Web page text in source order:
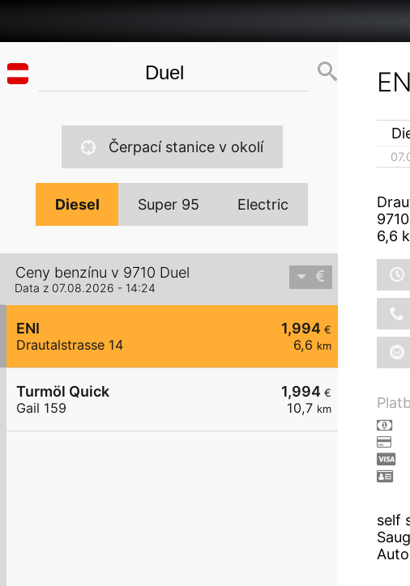
Čerpací stanice v okolí
Diesel Super 95 Electric
Ceny benzínu v 9710 Duel
Data z 07.08.2026 - 14:24
1,994 €
6,6 km
ENI
Drautalstrasse 14
1,994 €
10,7 km
Turmöl Quick
Gail 159
9710
6,6
self